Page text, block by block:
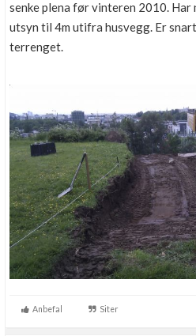
senke plena før vinteren 2010.
utsyn til 4m utifra husvegg. Er
terrenget.
Anbefal Siter